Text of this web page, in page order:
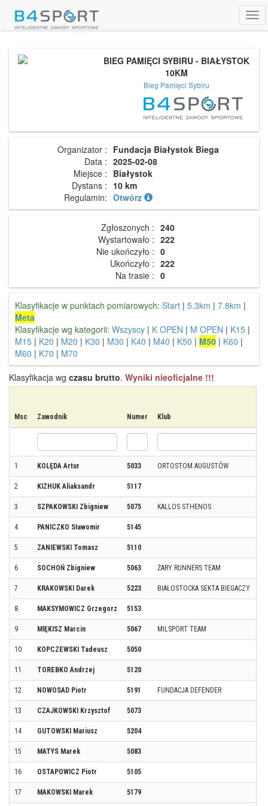
BIEG PAMIĘCI SYBIRU - BIAŁYSTOK
10KM
Bieg Pamięci Sybiru
Organizator : Fundacja Białystok Biega
Data : 2025-02-08
Miejsce : Białystok
Dystans : 10 km
Regulamin: Otwórz
Zgłoszonych : 240
Wystartowało : 222
Nie ukończyło : 0
Ukończyło : 222
Na trasie : 0
Klasyfikacje w punktach pomiarowych: Start | 5.3km | 7.8km |
Meta
Klasyfikacje wg kategorii: Wszyscy | K OPEN | M OPEN | K15 |
M15 | K20 | M20 | K30 | M30 | K40 | M40 | K50 | M50 | K60 |
M60 | K70 | M70
Klasyfikacja wg czasu brutto. Wyniki nieoficjalne !!!
Msc Zawodnik Numer Klub
1 KOLĘDA Artur 5033 ORTOSTOM AUGUSTÓW
2 KIZHUK Aliaksandr 5117
3 SZPAKOWSKI Zbigniew 5075 KALLOS STHENOS
4 PANICZKO Sławomir 5145
5 ZANIEWSKI Tomasz 5110
6 SOCHOŃ Zbigniew 5063 ŻARY RUNNERS TEAM
7 KRAKOWSKI Darek 5223 BIAŁOSTOCKA SEKTA BIEGACZY
8 MAKSYMOWICZ Grzegorz 5153
9 MIĘKISZ Marcin 5067 MILSPORT TEAM
10 KOPCZEWSKI Tadeusz 5050
11 TOREBKO Andrzej 5120
12 NOWOSAD Piotr 5191 FUNDACJA DEFENDER
13 CZAJKOWSKI Krzysztof 5073
14 GUTOWSKI Mariusz 5204
15 MATYS Marek 5083
16 OSTAPOWICZ Piotr 5105
17 MAKOWSKI Marek 5179